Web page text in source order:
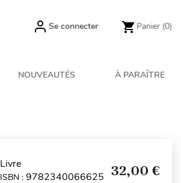
Se connecter Panier (0)
NOUVEAUTÉS À PARAÎTRE
Livre
ISBN : 9782340066625 32,00 €